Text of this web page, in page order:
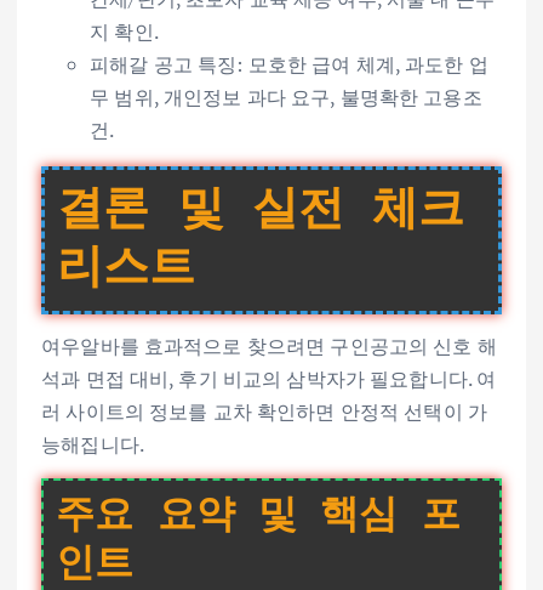
지 확인.
피해갈 공고 특징: 모호한 급여 체계, 과도한 업
무 범위, 개인정보 과다 요구, 불명확한 고용조
건.
결론 및 실전 체크
리스트
여우알바를 효과적으로 찾으려면 구인공고의 신호 해
석과 면접 대비, 후기 비교의 삼박자가 필요합니다. 여
러 사이트의 정보를 교차 확인하면 안정적 선택이 가
능해집니다.
주요 요약 및 핵심 포
인트